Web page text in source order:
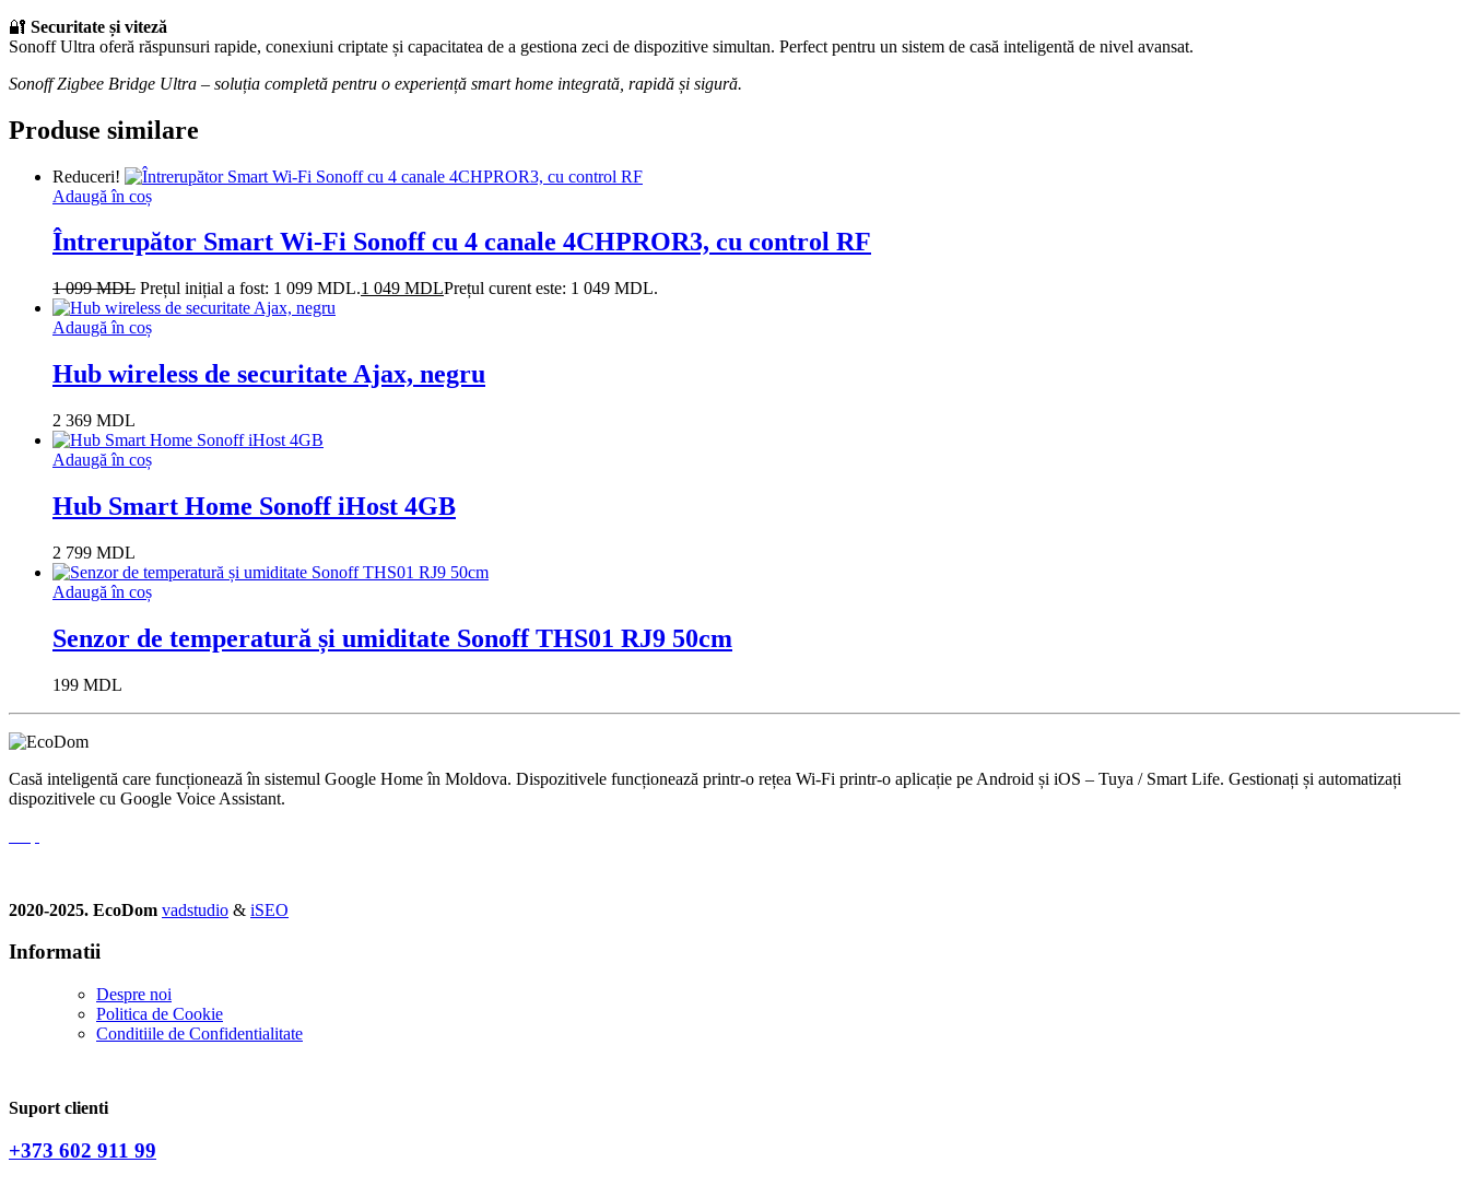
🔐 Securitate și viteză
Sonoff Ultra oferă răspunsuri rapide, conexiuni criptate și capacitatea de a gestiona zeci de dispozitive simultan. Perfect pentru un sistem de casă inteligentă de nivel avansat.
Sonoff Zigbee Bridge Ultra – soluția completă pentru o experiență smart home integrată, rapidă și sigură.
Produse similare
Reduceri!
Adaugă în coș
Întrerupător Smart Wi-Fi Sonoff cu 4 canale 4CHPROR3, cu control RF
1 099MDL Prețul inițial a fost: 1 099 MDL.1 049 MDLPrețul curent este: 1 049 MDL.
Adaugă în coș
Hub wireless de securitate Ajax, negru
2 369 MDL
Adaugă în coș
Hub Smart Home Sonoff iHost 4GB
2 799 MDL
Adaugă în coș
Senzor de temperatură și umiditate Sonoff THS01 RJ9 50cm
199 MDL
Casă inteligentă care funcționează în sistemul Google Home în Moldova. Dispozitivele funcționează printr-o rețea Wi-Fi printr-o aplicație pe Android și iOS – Tuya / Smart Life. Gestionați și automatizați
dispozitivele cu Google Voice Assistant.
2020-2025. EcoDom vadstudio & iSEO
Informatii
Despre noi
Politica de Сookie
Conditiile de Confidentialitate
Suport clienti
+373 602 911 99